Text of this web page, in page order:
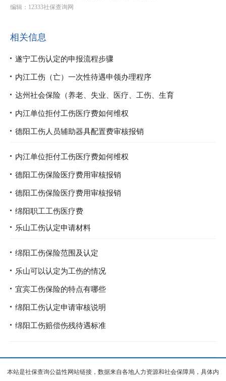
编辑：12333社保查询网
相关信息
遂宁工伤认定的申报流程步骤
内江工伤（亡）一次性待遇申领办理程序
达州社会保险（养老、失业、医疗、工伤、生育
内江单位拒付工伤医疗费如何维权
德阳工伤人员辅助器具配置费审核报销
内江单位拒付工伤医疗费如何维权
德阳工伤保险医疗费用审核报销
德阳工伤保险医疗费用审核报销
绵阳职工工伤医疗费
乐山工伤认定申请材料
绵阳工伤保险范围及认定
乐山可以认定为工伤的情况
宜宾工伤保险的特点有哪些
绵阳工伤认定申请审核说明
绵阳工伤赔偿伤残待遇标准
本站是社保查询公益性网站链接，数据来自各地人力资源和社会保障局，具体内